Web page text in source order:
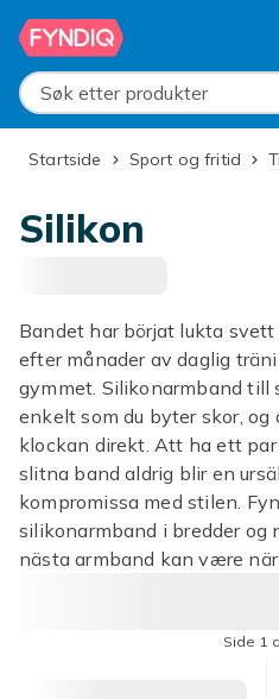
Hopp til hovedinnhold
Søk etter produkter
Startside Sport og fritid
Silikon
Bandet har börjat lukta
efter månader av daglig
gymmet. Silikonarmband till
enkelt som du byter skor, og
klockan direkt. Att ha ett
slitna band aldrig blir en
kompromissa med stilen.
silikonarmband i bredder
nästa armband kan være
Side 1